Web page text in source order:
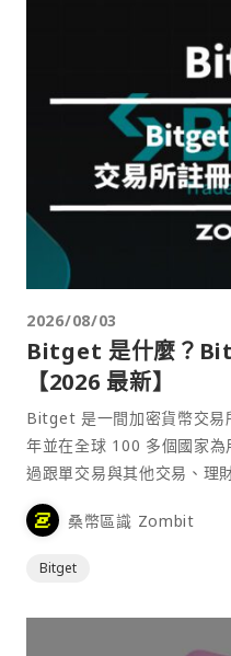
2026/08/03
Bitget 是什麼？
【2026 最新】
Bitget 是一間加密貨幣交
年並在全球 100 多個國家
過跟單交易與其他交易、理
桑幣區識 Zombit
Bitget